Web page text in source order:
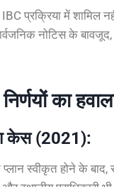
IBC प्रक्रिया में शामिल
नोटिस के
का
केस (2021):
प्लान स्वीकृत होने के बाद,